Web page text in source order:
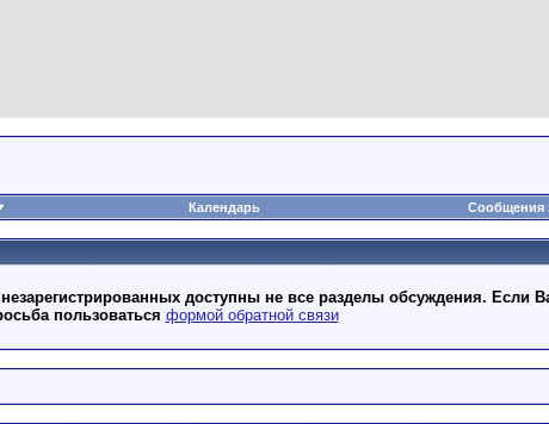
Календарь Сообщения
доступны не все разделы обсуждения. Если
пользоваться формой обратной связи